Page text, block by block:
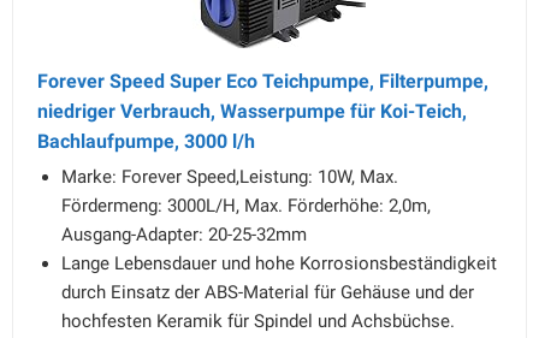
Forever Speed Super Eco Teichpumpe, Filterpumpe,
niedriger Verbrauch, Wasserpumpe für Koi-Teich,
Bachlaufpumpe, 3000 l/h
Marke: Forever Speed,Leistung: 10W, Max.
Fördermeng: 3000L/H, Max. Förderhöhe: 2,0m,
Ausgang-Adapter: 20-25-32mm
Lange Lebensdauer und hohe Korrosionsbeständigkeit
durch Einsatz der ABS-Material für Gehäuse und der
hochfesten Keramik für Spindel und Achsbüchse.